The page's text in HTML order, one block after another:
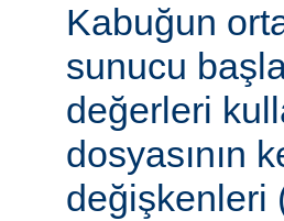
Kabuğun
sunucu
değerleri
dosyasının
değişkenleri